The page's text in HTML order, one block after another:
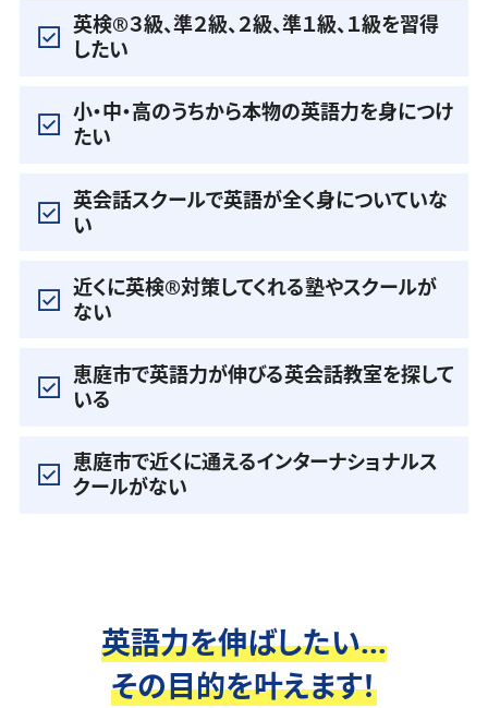
英検®️３級、準２級、２級、準１級、１級を習得
したい
小・中・高のうちから本物の英語力を身につけ
たい
英会話スクールで英語が全く身についていな
い
近くに英検®️対策してくれる塾やスクールが
ない
恵庭市で英語力が伸びる英会話教室を探して
いる
恵庭市で近くに通えるインターナショナルス
クールがない
英語力を伸ばしたい...
その目的を叶えます！